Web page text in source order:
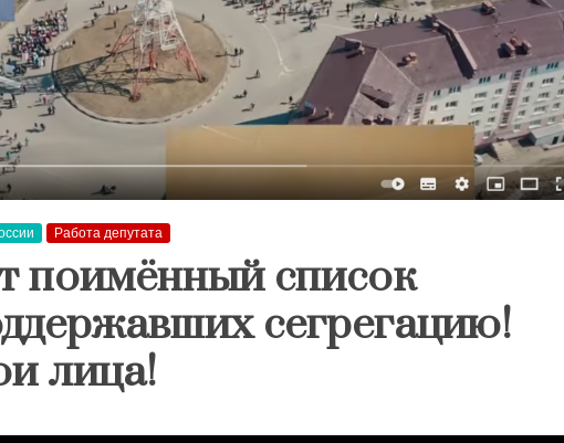
Работа депутата
поимённый список
сегрегацию!
лица!